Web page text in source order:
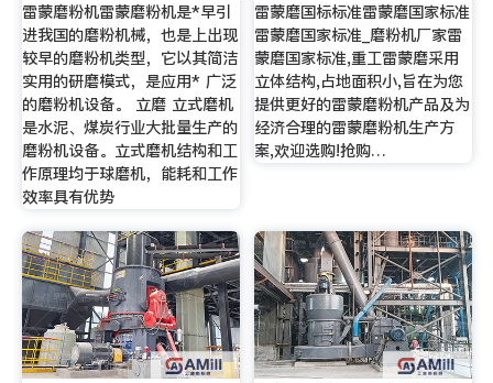
雷蒙磨粉机雷蒙磨粉机是*早引
进我国的磨粉机械，也是上出现
较早的磨粉机类型，它以其简洁
实用的研磨模式，是应用* 广泛
的磨粉机设备。 立磨 立式磨机
是水泥、煤炭行业大批量生产的
磨粉机设备。立式磨机结构和工
作原理均于球磨机，能耗和工作
效率具有优势
雷蒙磨国标标准雷蒙磨国家标准
雷蒙磨国家标准_磨粉机厂家雷
蒙磨国家标准,重工雷蒙磨采用
立体结构,占地面积小,旨在为您
提供更好的雷蒙磨粉机产品及为
经济合理的雷蒙磨粉机生产方
案,欢迎选购!抢购…